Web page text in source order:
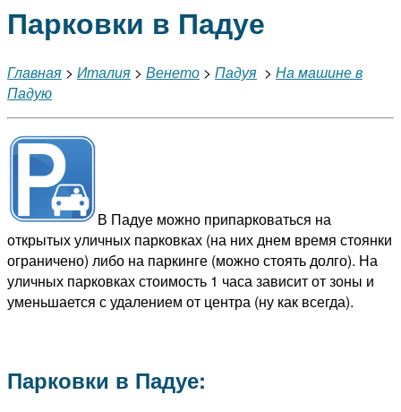
Парковки в Падуе
Главная > Италия > Венето > Падуя > На машине в
Падую
В Падуе можно припарковаться на
открытых уличных парковках (на них днем время стоянки
ограничено) либо на паркинге (можно стоять долго). На
уличных парковках стоимость 1 часа зависит от зоны и
уменьшается с удалением от центра (ну как всегда).
Парковки в Падуе: